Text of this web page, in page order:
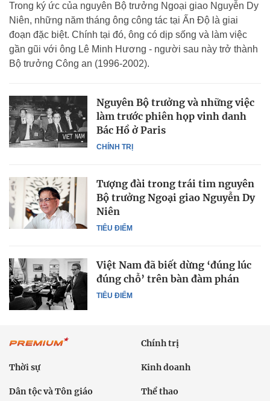
Trong ký ức của nguyên Bộ trưởng Ngoại giao Nguyễn Dy
Niên, những năm tháng ông công tác tại Ấn Độ là giai
đoạn đặc biệt. Chính tại đó, ông có dịp sống và làm việc
gần gũi với ông Lê Minh Hương - người sau này trở thành
Bộ trưởng Công an (1996-2002).
CHÍNH TRỊ
Nguyên Bộ trưởng và những việc
làm trước phiên họp vinh danh
Bác Hồ ở Paris
TIÊU ĐIỂM
Tượng đài trong trái tim nguyên
Bộ trưởng Ngoại giao Nguyễn Dy
Niên
TIÊU ĐIỂM
Việt Nam đã biết dừng ‘đúng lúc
đúng chỗ’ trên bàn đàm phán
Chính trị
Thời sự Kinh doanh
Dân tộc và Tôn giáo Thể thao